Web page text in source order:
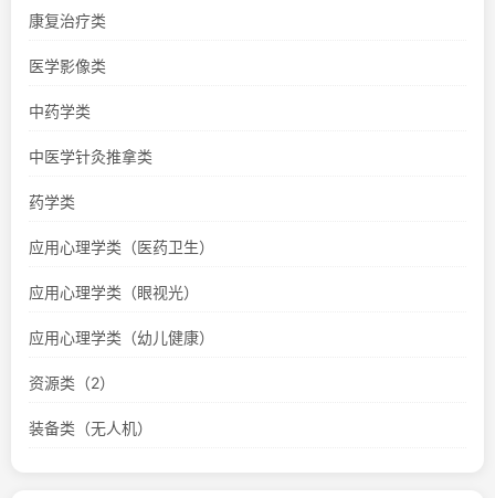
康复治疗类
医学影像类
中药学类
中医学针灸推拿类
药学类
应用心理学类（医药卫生）
应用心理学类（眼视光）
应用心理学类（幼儿健康）
资源类（2）
装备类（无人机）